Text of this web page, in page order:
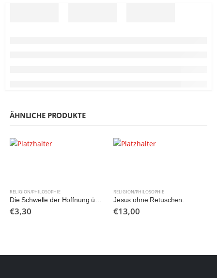
ÄHNLICHE PRODUKTE
RELIGION/PHILOSOPHIE
Die Schwelle der Hoffnung überschreiten
€3,30
RELIGION/PHILOSOPHIE
Jesus ohne Retuschen.
€13,00